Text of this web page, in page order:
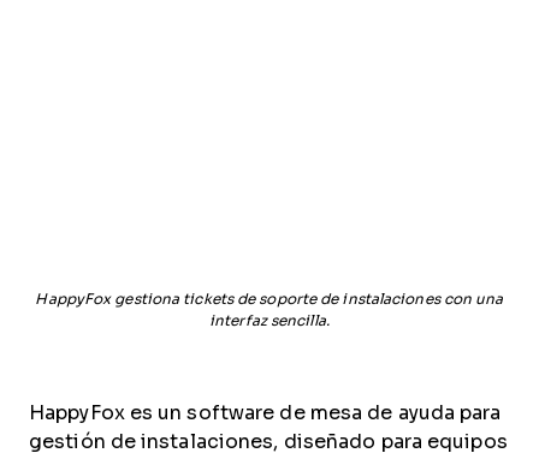
HappyFox gestiona tickets de soporte de instalaciones con una
interfaz sencilla.
HappyFox es un software de mesa de ayuda para
gestión de instalaciones, diseñado para equipos